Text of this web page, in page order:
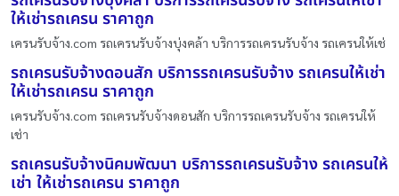
ให้เช่ารถเครน ราคาถูก
เครนรับจ้าง.com รถเครนรับจ้างบุ่งคล้า บริการรถเครนรับจ้าง รถเครนให้เช่
รถเครนรับจ้างดอนสัก บริการรถเครนรับจ้าง รถเครนให้เช่า
ให้เช่ารถเครน ราคาถูก
เครนรับจ้าง.com รถเครนรับจ้างดอนสัก บริการรถเครนรับจ้าง รถเครนให้
เช่า
รถเครนรับจ้างนิคมพัฒนา บริการรถเครนรับจ้าง รถเครนให้
เช่า ให้เช่ารถเครน ราคาถูก